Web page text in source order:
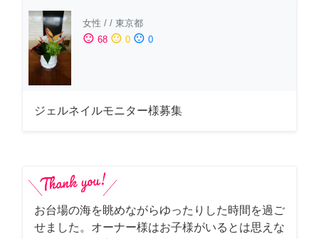
女性 / / 東京都
sentiment_satisfied 68 sentiment_neutral 0 sentiment_dissatisfied 0
ジェルネイルモニター様募集
お台場の海を眺めながらゆったりした時間を過ご
せました。オーナー様はお子様がいるとは思えな